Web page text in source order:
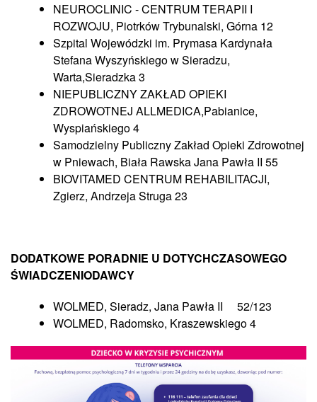
NEUROCLINIC - CENTRUM TERAPII I
ROZWOJU, Piotrków Trybunalski, Górna 12
Szpital Wojewódzki im. Prymasa Kardynała
Stefana Wyszyńskiego w Sieradzu,
Warta,Sieradzka 3
NIEPUBLICZNY ZAKŁAD OPIEKI
ZDROWOTNEJ ALLMEDICA,Pabianice,
Wyspiańskiego 4
Samodzielny Publiczny Zakład Opieki Zdrowotnej
w Pniewach, Biała Rawska Jana Pawła II 55
BIOVITAMED CENTRUM REHABILITACJI,
Zgierz, Andrzeja Struga 23
DODATKOWE PORADNIE U DOTYCHCZASOWEGO
ŚWIADCZENIODAWCY
WOLMED, Sieradz, Jana Pawła II 52/123
WOLMED, Radomsko, Kraszewskiego 4